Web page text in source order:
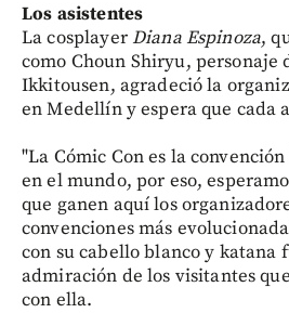
Los asistentes
La cosplayerDiana Espinoza,
como Choun Shiryu, personaje
Ikkitousen, agradeció la
en Medellín y espera que cada
"La Cómic Con es la
en el mundo, por eso,
que ganen aquí los
convenciones más
con su cabello blanco y katana
admiración de los visitantes
con ella.